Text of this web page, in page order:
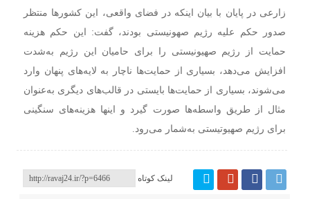
زارعی در پایان با بیان اینکه در فضای واقعی، این کشور‌ها منتظر
صدور حکم علیه رژیم صهونیستی بودند، گفت: این حکم هزینه
حمایت از رژیم صهیونیستی را برای حامیان این رژیم به‌شدت
افزایش می‌دهد، بسیاری از حمایت‌ها ناچار به لایه‌های پنهان وارد
می‌شوند، بسیاری از حمایت‌ها بایستی در قالب‌های دیگری به‌عنوان
مثال از طریق واسطه‌ها صورت گیرد و اینها هزینه‌های سنگینی
برای رژیم صهیوتیستی به‌شمار می‌رود.
لینک کوتاه